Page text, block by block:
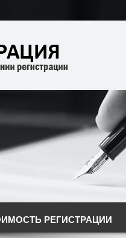
РЕГИСТРАЦИИ